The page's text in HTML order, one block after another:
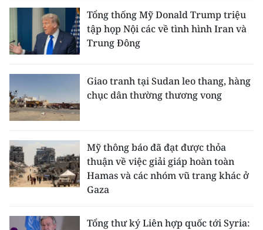
Tổng thống Mỹ Donald Trump triệu
tập họp Nội các về tình hình Iran và
Trung Đông
Giao tranh tại Sudan leo thang, hàng
chục dân thường thương vong
Mỹ thông báo đã đạt được thỏa
thuận về việc giải giáp hoàn toàn
Hamas và các nhóm vũ trang khác ở
Gaza
Tổng thư ký Liên hợp quốc tới Syria: